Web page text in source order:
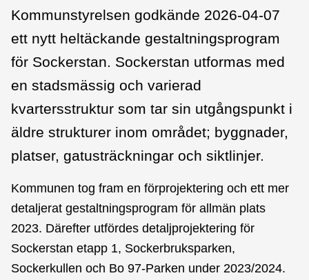
Kommunstyrelsen godkände 2026-04-07
ett nytt heltäckande gestaltningsprogram
för Sockerstan. Sockerstan utformas med
en stadsmässig och varierad
kvartersstruktur som tar sin utgångspunkt i
äldre strukturer inom området; byggnader,
platser, gatusträckningar och siktlinjer.
Kommunen tog fram en förprojektering och ett mer
detaljerat gestaltningsprogram för allmän plats
2023. Därefter utfördes detaljprojektering för
Sockerstan etapp 1, Sockerbruksparken,
Sockerkullen och Bo 97-Parken under 2023/2024.